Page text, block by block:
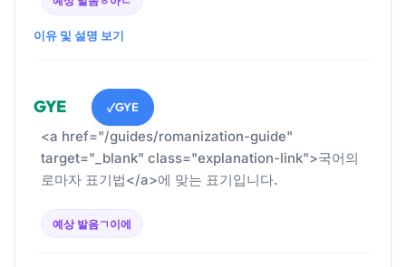
이유 및 설명 보기
GYE ✓GYE
<a href="/guides/romanization-guide"
target="_blank" class="explanation-link">국어의
로마자 표기법</a>에 맞는 표기입니다.
예상 발음ㄱ이에